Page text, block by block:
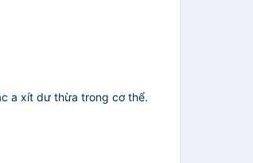
a xít dư thừa trong cơ thể.